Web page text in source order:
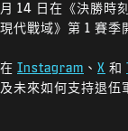
月 14 日在《決勝時
現代戰域》第 1 賽季
在 Instagram 、 X 和
及未來如何支持退伍